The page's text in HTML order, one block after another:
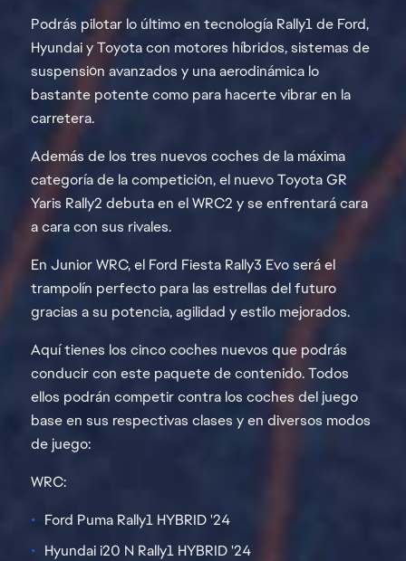
Podrás pilotar lo último en tecnología Rally1 de Ford,
Hyundai y Toyota con motores híbridos, sistemas de
suspensión avanzados y una aerodinámica lo
bastante potente como para hacerte vibrar en la
carretera.
Además de los tres nuevos coches de la máxima
categoría de la competición, el nuevo Toyota GR
Yaris Rally2 debuta en el WRC2 y se enfrentará cara
a cara con sus rivales.
En Junior WRC, el Ford Fiesta Rally3 Evo será el
trampolín perfecto para las estrellas del futuro
gracias a su potencia, agilidad y estilo mejorados.
Aquí tienes los cinco coches nuevos que podrás
conducir con este paquete de contenido. Todos
ellos podrán competir contra los coches del juego
base en sus respectivas clases y en diversos modos
de juego:
WRC:
Ford Puma Rally1 HYBRID '24
Hyundai i20 N Rally1 HYBRID '24